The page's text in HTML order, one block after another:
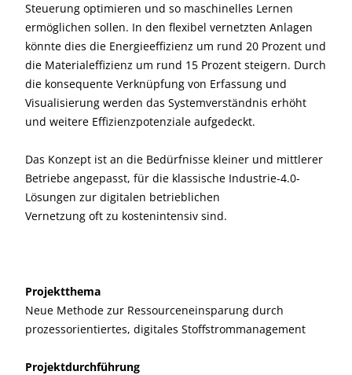
Steuerung optimieren und so maschinelles Lernen
ermöglichen sollen. In den flexibel vernetzten Anlagen
könnte dies die Energieeffizienz um rund 20 Prozent und
die Materialeffizienz um rund 15 Prozent steigern. Durch
die konsequente Verknüpfung von Erfassung und
Visualisierung werden das Systemverständnis erhöht
und weitere Effizienzpotenziale aufgedeckt.
Das Konzept ist an die Bedürfnisse kleiner und mittlerer
Betriebe angepasst, für die klassische Industrie-4.0-
Lösungen zur digitalen betrieblichen
Vernetzung oft zu kostenintensiv sind.
Projektthema
Neue Methode zur Ressourceneinsparung durch
prozessorientiertes, digitales Stoffstrommanagement
Projektdurchführung